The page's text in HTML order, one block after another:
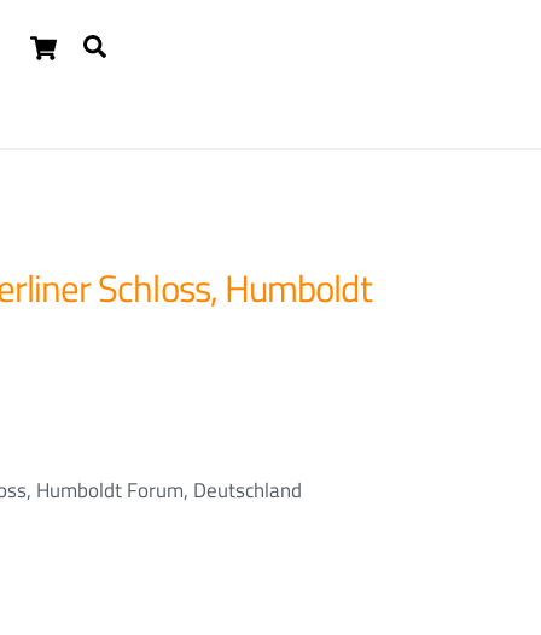
CartSuchen
Schloss, Humboldt
Humboldt Forum, Deutschland